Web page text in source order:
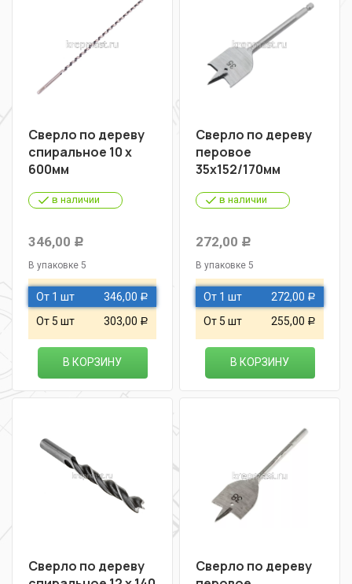
Сверло по дереву
спиральное 10 х
600мм
в наличии
346,00 Р
В упаковке 5
От 1 шт 346,00 Р
От 5 шт 303,00 Р
В КОРЗИНУ
Сверло по дереву
перовое
35х152/170мм
в наличии
272,00 Р
В упаковке 5
От 1 шт 272,00 Р
От 5 шт 255,00 Р
В КОРЗИНУ
Сверло по дереву
Сверло по дереву